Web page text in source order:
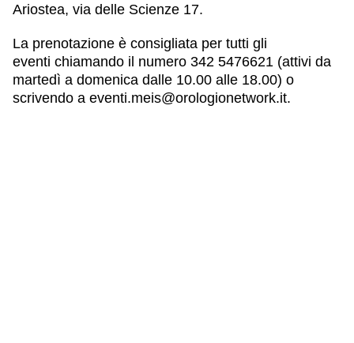
Ariostea, via delle Scienze 17.
La prenotazione è consigliata per tutti gli
eventi chiamando il numero 342 5476621 (attivi da
martedì a domenica dalle 10.00 alle 18.00) o
scrivendo a eventi.meis@orologionetwork.it.